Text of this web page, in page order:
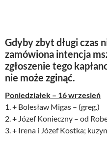
Gdyby zbyt długi czas
zamówiona intencja
zgłoszenie tego
nie może zginąć.
Poniedziałek – 16 wrzesień
1. + Bolesław Migas – (greg.)
2. + Józef Konieczny – od
3. + Irena i Józef Kostka;